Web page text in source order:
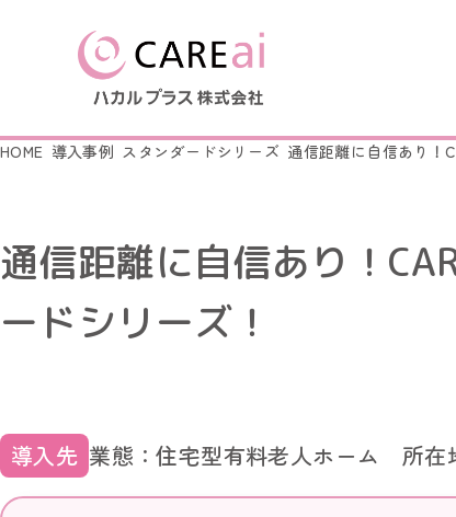
LoRa無線つながるシリ
ナースコール連動シリーズ
簡易ナースコール コン
徘徊キャッチ
LoRa無線つながるシリ
ナースコール連動シリーズ
ふむふむセンサー
会社概要
HOME 導入事例 スタンダードシリーズ 通信距離に自信あり！
通信距離に自信あり！
ードシリーズ！
導入先 業態：住宅型有料老人ホーム 所在